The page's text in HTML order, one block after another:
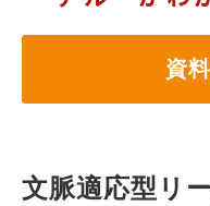
資料
文脈適応型リ